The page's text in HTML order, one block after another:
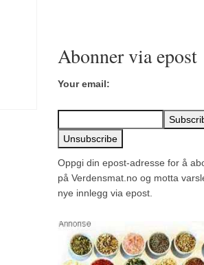
Abonner via epost
Your email:
Oppgi din epost-adresse for å
på Verdensmat.no og motta
nye innlegg via epost.